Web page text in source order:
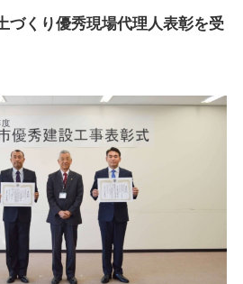
づくり優秀現場代理人表彰を受